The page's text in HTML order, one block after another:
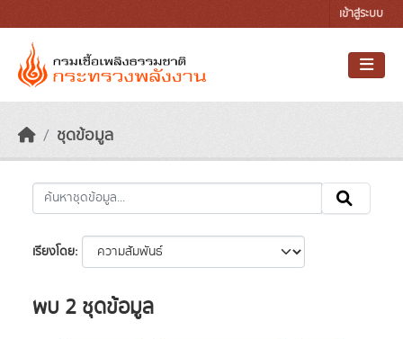
เข้าสู่ระบบ
ชุดข้อมูล
เรียงโดย
พบ 2 ชุดข้อมูล